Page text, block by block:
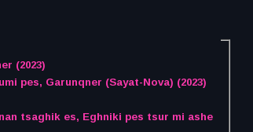
(2023)
pes, Garunqner (Sayat-Nova) (2023)